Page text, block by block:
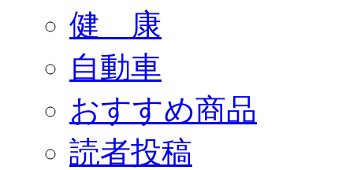
健 康
自動車
おすすめ商品
読者投稿